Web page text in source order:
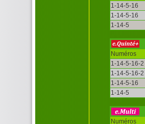
1-14-5-16
1-14-5-16
1-14-5
Numéros
1-14-5-16-2
1-14-5-16-2
1-14-5-16
1-14-5
Numéros